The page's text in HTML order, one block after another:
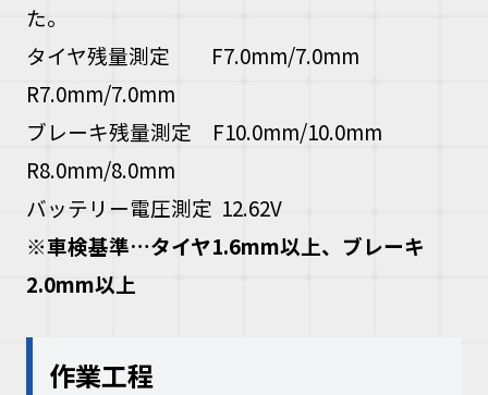
た。
タイヤ残量測定 F7.0mm/7.0mm
R7.0mm/7.0mm
ブレーキ残量測定 F10.0mm/10.0mm
R8.0mm/8.0mm
バッテリー電圧測定 12.62V
※車検基準…タイヤ1.6mm以上、ブレーキ
2.0mm以上
作業工程